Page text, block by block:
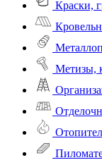
Краски,
Метизы,